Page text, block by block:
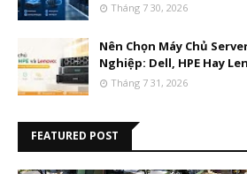
Tháng 7 30, 2026
Nên Chọn Máy Chủ
Nghiệp: Dell, HPE Hay
Tháng 7 31, 2026
FEATURED POST